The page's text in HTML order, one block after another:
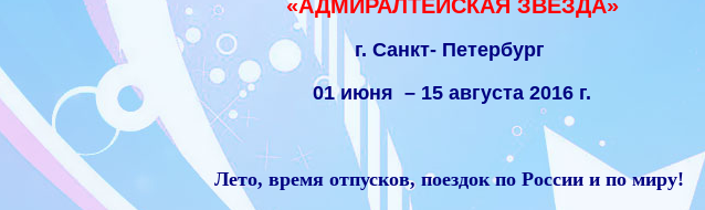
«АДМИРАЛТЕЙСКАЯ ЗВЕЗДА»
г. Санкт- Петербург
01 июня – 15 августа 2016 г.
Лето, время отпусков, поездок по России и по миру!